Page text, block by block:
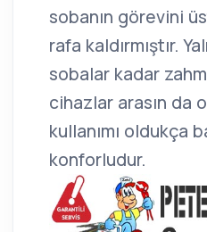
sobanın görevini
rafa kaldırmıştır.
sobalar kadar
cihazlar arasın da
kullanımı oldukça
konforludur.